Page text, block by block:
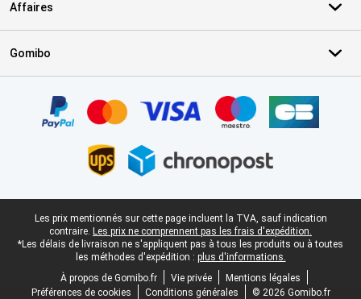
Affaires
Gomibo
Pied-de-page légal
Les prix mentionnés sur cette page incluent la TVA, sauf indication
contraire. Les prix ne comprennent pas les frais d'expédition.
*Les délais de livraison ne s'appliquent pas à tous les produits ou à toutes
les méthodes d'expédition : plus d'informations.
À propos de Gomibo.fr
Vie privée
Mentions légales
Préférences de cookies
Conditions générales © 2026 Gomibo.fr